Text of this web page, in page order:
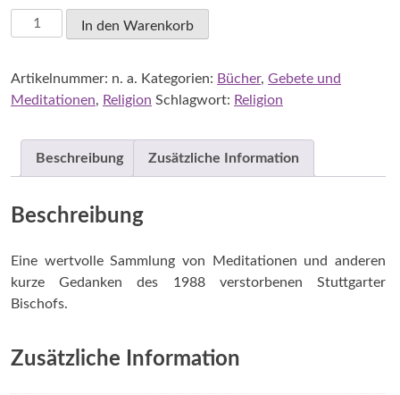
Moser,
Georg:
Grund
zur
jeden
Menge
In den Warenkorb
Artikelnummer: n. a. Kategorien: Bücher, Gebete und
Meditationen, Religion Schlagwort: Religion
Beschreibung Zusätzliche Information
Beschreibung
Eine wertvolle Sammlung von Meditationen und anderen
kurze Gedanken des 1988 verstorbenen Stuttgarter
Bischofs.
Zusätzliche Information